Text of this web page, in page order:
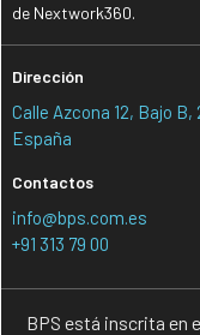
de Nextwork360.
Dirección
Calle Azcona 12, Bajo B,
España
Contactos
info@bps.com.es
+91 313 79 00
BPS está inscrita en